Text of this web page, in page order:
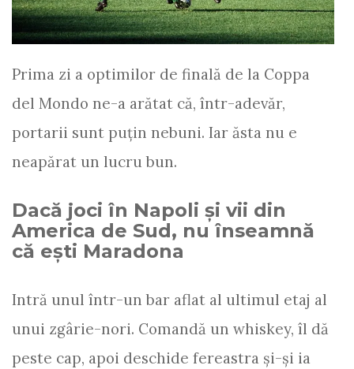
Prima zi a optimilor de finală de la Coppa
del Mondo ne-a arătat că, într-adevăr,
portarii sunt puțin nebuni. Iar ăsta nu e
neapărat un lucru bun.
Dacă joci în Napoli și vii din
America de Sud, nu înseamnă
că eşti Maradona
Intră unul într-un bar aflat al ultimul etaj al
unui zgârie-nori. Comandă un whiskey, îl dă
peste cap, apoi deschide fereastra şi-şi ia